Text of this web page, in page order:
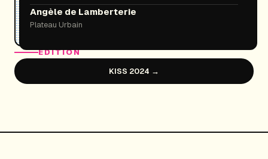
Angèle de Lamberterie
Plateau Urbain
ÉDITION
KISS 2024 →